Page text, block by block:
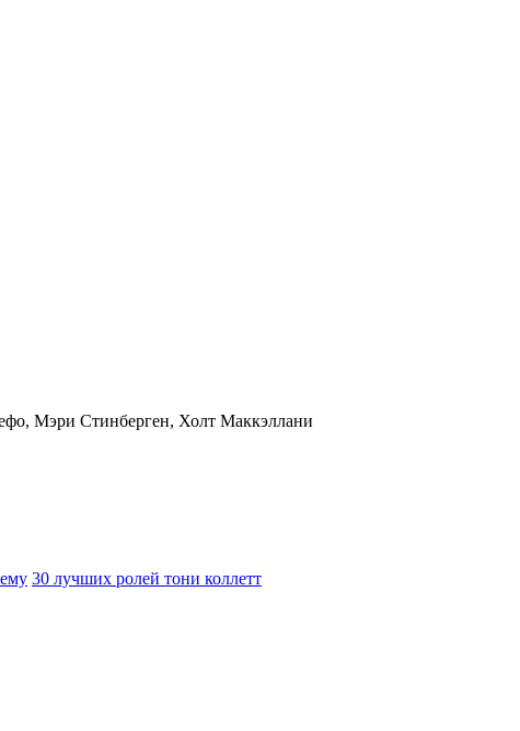
Мэри Стинберген, Холт Маккэллани
30 лучших ролей тони коллетт